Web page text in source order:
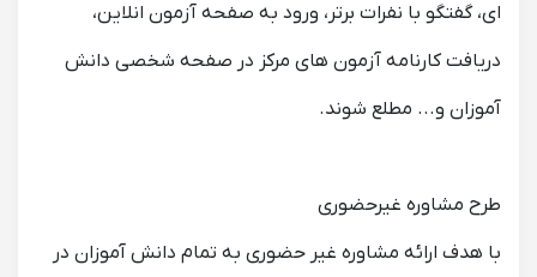
ای، گفتگو با نفرات برتر، ورود به صفحه آزمون انلاین،
دریافت کارنامه آزمون های مرکز در صفحه شخصی دانش
آموزان و... مطلع شوند.
طرح مشاوره غیرحضوری
با هدف ارائه مشاوره غیر حضوری به تمام دانش آموزان در